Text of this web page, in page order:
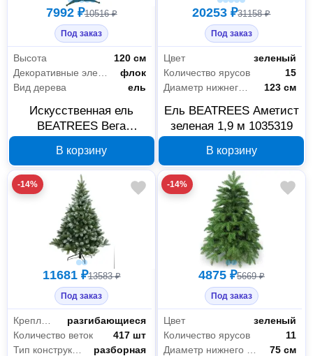
7992 ₽10516 ₽
Под заказ
Высота
120 см
Декоративные элементы
флок
Вид дерева
ель
Искусственная ель
BEATREES Вега
120 см 1033912
В корзину
20253 ₽31158 ₽
Под заказ
Цвет
зеленый
Количество ярусов
15
Диаметр нижнего яруса
123 см
Ель BEATREES Аметист
зеленая 1,9 м 1035319
В корзину
-14%
11681 ₽13583 ₽
Под заказ
Крепление веток
разгибающиеся
Количество веток
417 шт
разборная
-14%
4875 ₽5669 ₽
Под заказ
Цвет
зеленый
Количество ярусов
11
75 см